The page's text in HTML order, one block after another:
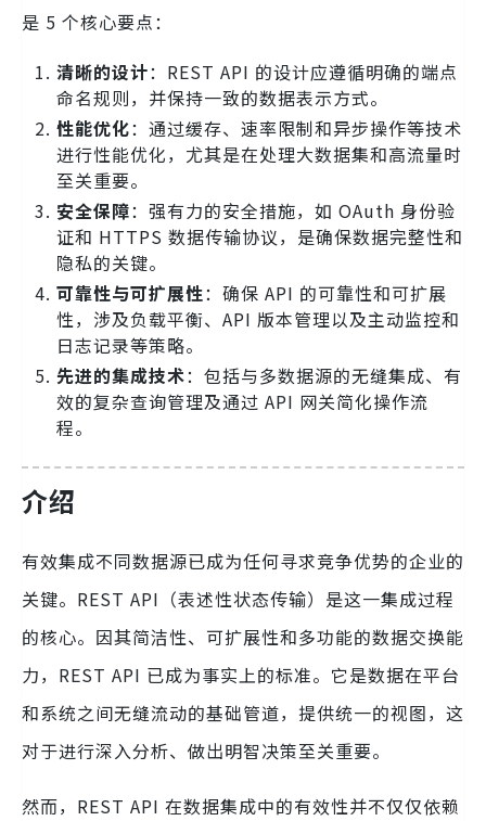
是 5 个核心要点：
清晰的设计：REST API 的设计应遵循明确的端点
命名规则，并保持一致的数据表示方式。
性能优化：通过缓存、速率限制和异步操作等技术
进行性能优化，尤其是在处理大数据集和高流量时
至关重要。
安全保障：强有力的安全措施，如 OAuth 身份验
证和 HTTPS 数据传输协议，是确保数据完整性和
隐私的关键。
可靠性与可扩展性：确保 API 的可靠性和可扩展
性，涉及负载平衡、API 版本管理以及主动监控和
日志记录等策略。
先进的集成技术：包括与多数据源的无缝集成、有
效的复杂查询管理及通过 API 网关简化操作流
程。
介绍
有效集成不同数据源已成为任何寻求竞争优势的企业的
关键。REST API（表述性状态传输）是这一集成过程
的核心。因其简洁性、可扩展性和多功能的数据交换能
力，REST API 已成为事实上的标准。它是数据在平台
和系统之间无缝流动的基础管道，提供统一的视图，这
对于进行深入分析、做出明智决策至关重要。
然而，REST API 在数据集成中的有效性并不仅仅依赖